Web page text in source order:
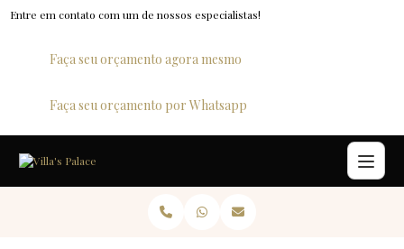
Entre em contato com um de nossos especialistas!
Faça seu orçamento agora mesmo
Faça seu orçamento por Whatsapp